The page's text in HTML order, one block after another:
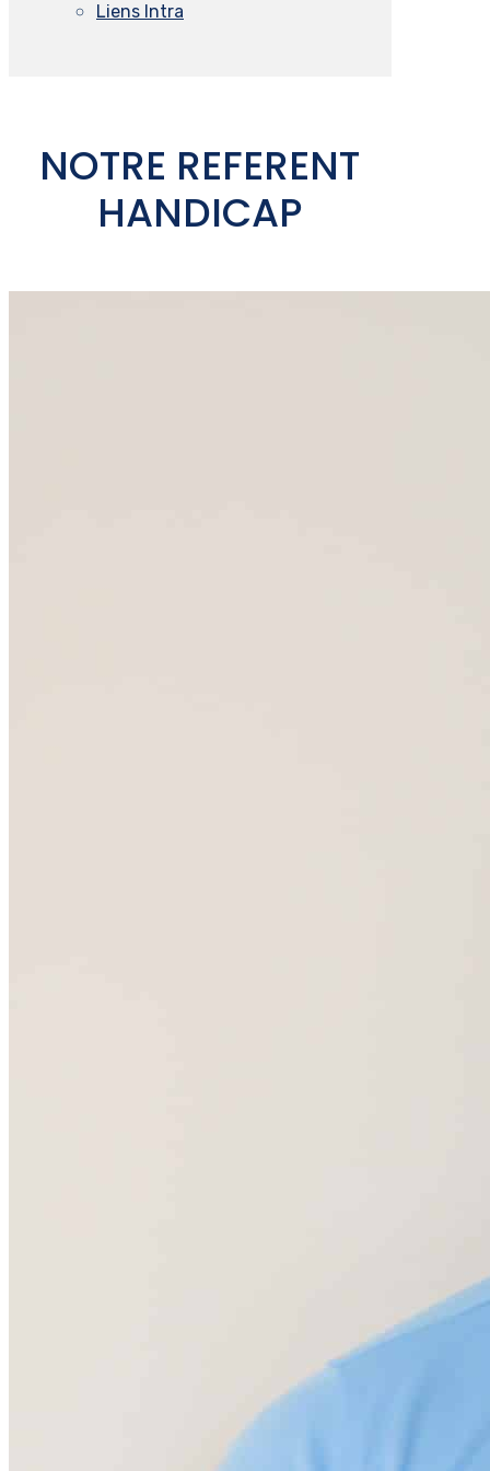
Liens Intra
NOTRE REFERENT
HANDICAP